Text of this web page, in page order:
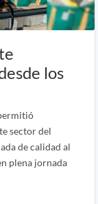
los
sector del
de calidad al
plena jornada